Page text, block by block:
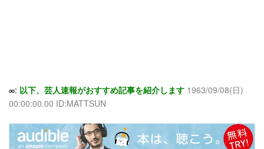
∞: 以下、芸人速報がおすすめ記事を紹介します 1963/09/08(日)
00:00:00.00 ID:MATTSUN